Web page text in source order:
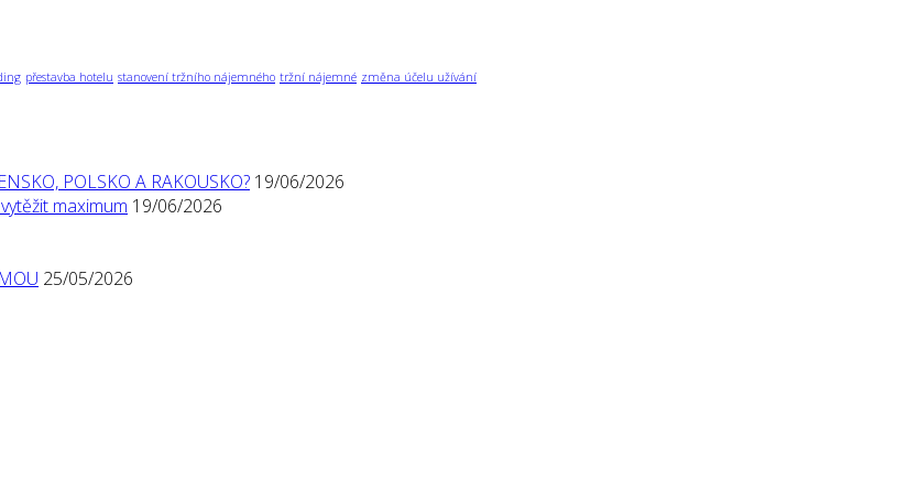
přestavba hotelu stanovení tržního nájemného tržní nájemné změna účelu užívání
POLSKO A RAKOUSKO? 19/06/2026
maximum 19/06/2026
25/05/2026